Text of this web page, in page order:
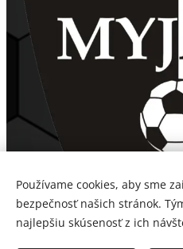
Používame cookies, aby sme
bezpečnosť našich stránok.
najlepšiu skúsenosť z ich